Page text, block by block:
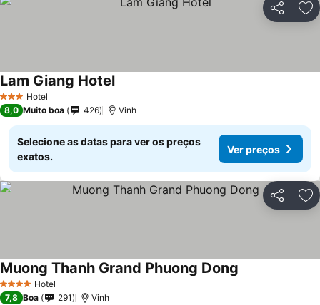
Partilhar
3 EstrelasHotel
Lam Giang HotelVer preços
8,0 Muito boa 426 Vinh
Selecione as datas para ver os preços
exatos.
Ver preços
Partilhar
4 EstrelasHotel
Muong Thanh Grand Phuong Dong
7,8 Boa 291 Vinh